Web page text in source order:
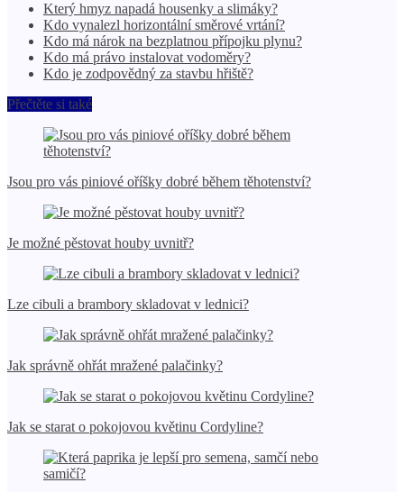
Který hmyz napadá housenky a slimáky?
Kdo vynalezl horizontální směrové vrtání?
Kdo má nárok na bezplatnou přípojku plynu?
Kdo má právo instalovat vodoměry?
Kdo je zodpovědný za stavbu hřiště?
Přečtěte si také
Jsou pro vás piniové oříšky dobré během těhotenství?
Je možné pěstovat houby uvnitř?
Lze cibuli a brambory skladovat v lednici?
Jak správně ohřát mražené palačinky?
Jak se starat o pokojovou květinu Cordyline?